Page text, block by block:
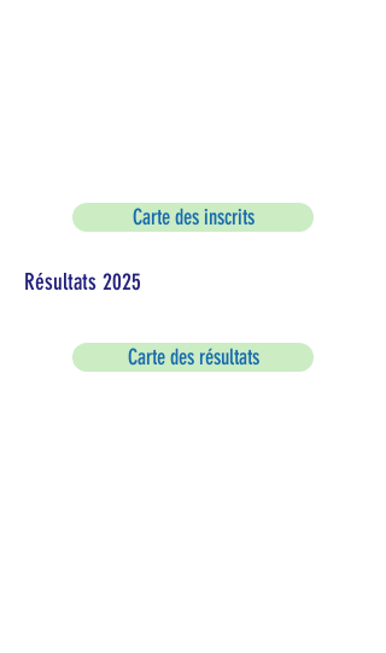
Carte des inscrits
Résultats 2025
Carte des résultats